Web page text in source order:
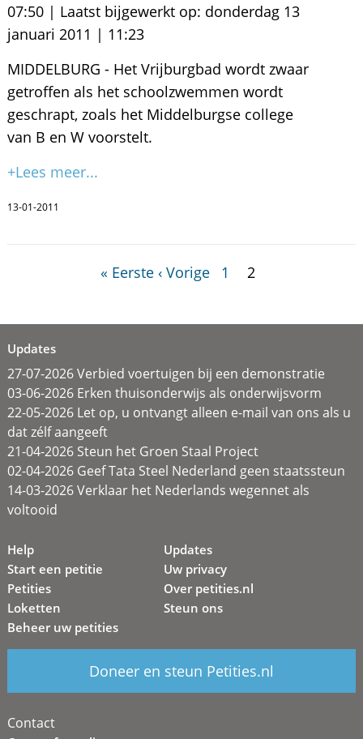
07:50 | Laatst bijgewerkt op: donderdag 13
januari 2011 | 11:23
MIDDELBURG - Het Vrijburgbad wordt zwaar
getroffen als het schoolzwemmen wordt
geschrapt, zoals het Middelburgse college
van B en W voorstelt.
+Lees meer...
13-01-2011
« Eerste ‹ Vorige 1 2
Updates
27-07-2026 Verbied voertuigen bij een demonstratie
03-06-2026 Erken thuisonderwijs als onderwijsvorm
22-05-2026 Let op, u ontvangt alleen e-mail van ons als u
dat zélf aangeeft
21-04-2026 Steun het Groen Staal Project
02-04-2026 Geef Tata Steel Nederland geen staatssteun
14-03-2026 Verklaar het Nederlands wegennet als
voltooid
Help
Start een petitie
Petities
Loketten
Beheer uw petities
Updates
Uw privacy
Over petities.nl
Steun ons
Doneer en steun Petities.nl
Contact